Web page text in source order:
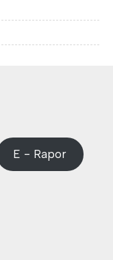
E - Rapor